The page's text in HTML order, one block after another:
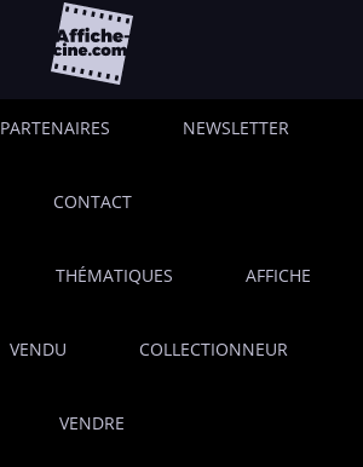
PARTENAIRES NEWSLETTER
CONTACT
THÉMATIQUES AFFICHE
VENDU COLLECTIONNEUR
VENDRE